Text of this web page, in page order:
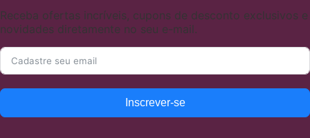
Receba ofertas incríveis, cupons de desconto exclusivos e
novidades diretamente no seu e-mail.
Inscrever-se